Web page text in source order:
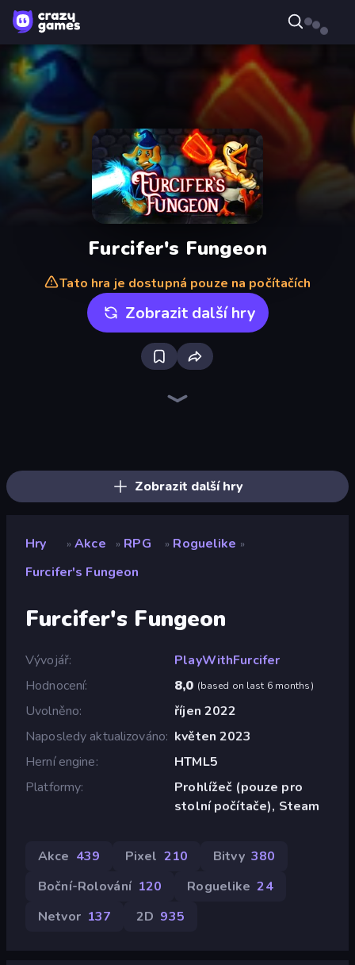
Furcifer's Fungeon
Tato hra je dostupná pouze na počítačích
Zobrazit další hry
Zobrazit další hry
Hry » Akce » RPG » Roguelike »
Furcifer's Fungeon
Furcifer's Fungeon
Vývojář
PlayWithFurcifer
Hodnocení
8,0 (based on last 6 months)
Uvolněno
říjen 2022
Naposledy aktualizováno květen 2023
Herní engine
HTML5
Platformy
Prohlížeč (pouze pro
stolní počítače), Steam
Akce 439 Pixel 210 Bitvy 380
Boční-Rolování 120 Roguelike 24
Netvor 137 2D 935